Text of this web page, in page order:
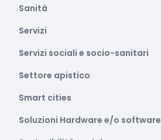
Sanità
Servizi
Servizi sociali e socio-sanitari
Settore apistico
Smart cities
Soluzioni Hardware e/o software